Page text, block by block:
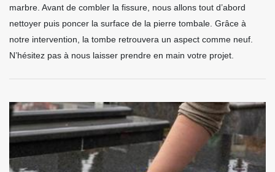
marbre. Avant de combler la fissure, nous allons tout d’abord
nettoyer puis poncer la surface de la pierre tombale. Grâce à
notre intervention, la tombe retrouvera un aspect comme neuf.
N’hésitez pas à nous laisser prendre en main votre projet.